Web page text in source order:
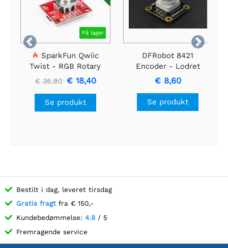


På lager
SparkFun Qwiic
Twist - RGB Rotary
Encoder Breakout
€ 36,80 € 18,40
Se produkt
DFRobot 8421
Encoder - Lodret
€ 8,60
Se produkt
Bestilt i dag, leveret tirsdag
Gratis fragt fra € 150,-
Kundebedømmelse: 4.8 / 5
Fremragende service